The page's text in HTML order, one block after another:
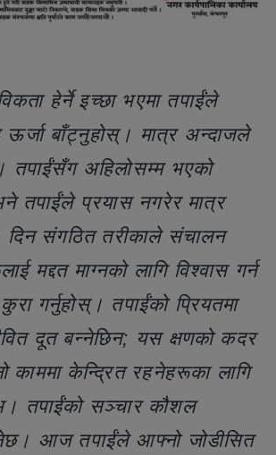
हेर्ने इच्छा भएमा तपाईंले
ऊर्जा बाँट्नुहोस्। मात्र अन्दाजले
अहिलोसम्म भएको
तपाईंले प्रयास नगरेर मात्र
दिन संगठित तरीकाले संचालन
मद्दत माग्नको लागि विश्वास गर्न
गर्नुहोस्। तपाईंको प्रियतमा
दूत बन्नेछिन; यस क्षणको कदर
काममा केन्द्रित रहनेहरूका लागि
तपाईंको सञ्चार कौशल
आज तपाईंले आफ्नो जोडीसित